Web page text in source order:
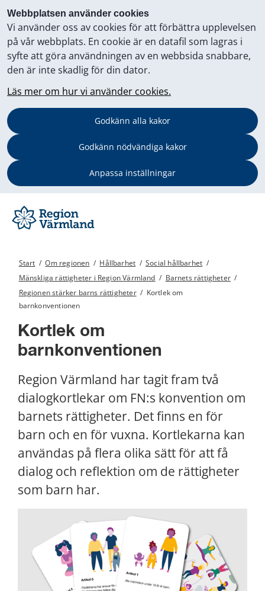
Webbplatsen använder cookies
Vi använder oss av cookies för att förbättra upplevelsen
på vår webbplats. En cookie är en datafil som lagras i
syfte att göra användningen av en webbsida snabbare,
den är inte skadlig för din dator.
Läs mer om hur vi använder cookies.
Godkänn alla kakor
Godkänn nödvändiga kakor
Anpassa inställningar
Start / Om regionen / Hållbarhet / Social hållbarhet /
Mänskliga rättigheter i Region Värmland / Barnets rättigheter /
Regionen stärker barns rättigheter / Kortlek om
barnkonventionen
Kortlek om
barnkonventionen
Region Värmland har tagit fram två
dialogkortlekar om FN:s konvention om
barnets rättigheter. Det finns en för
barn och en för vuxna. Kortlekarna kan
användas på flera olika sätt för att få
dialog och reflektion om de rättigheter
som barn har.